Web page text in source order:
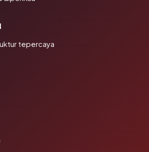
tepercaya